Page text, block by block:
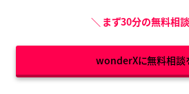
＼ まず30分の無料相
wonderXに無料相談